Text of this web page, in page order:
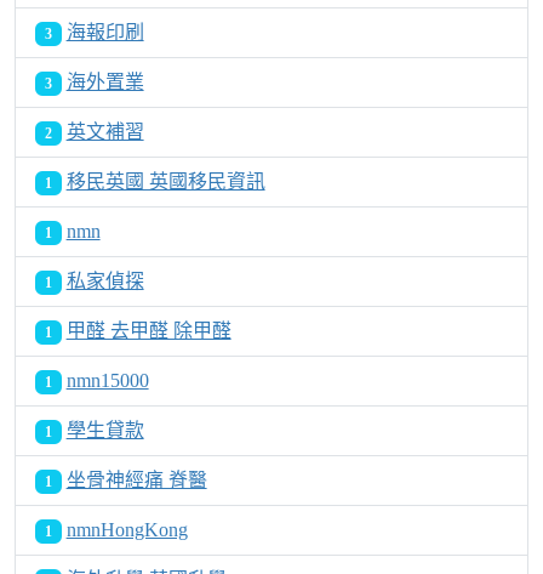
3 海報印刷
3 海外置業
2 英文補習
1 移民英國 英國移民資訊
1 nmn
1 私家偵探
1 甲醛 去甲醛 除甲醛
1 nmn15000
1 學生貸款
1 坐骨神經痛 脊醫
1 nmnHongKong